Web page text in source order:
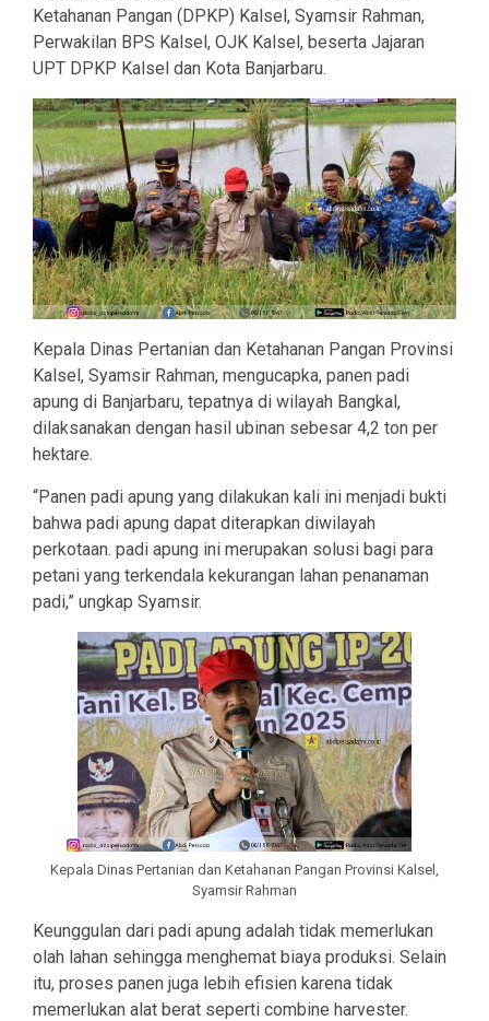
Ketahanan Pangan (DPKP) Kalsel, Syamsir Rahman,
Perwakilan BPS Kalsel, OJK Kalsel, beserta Jajaran
UPT DPKP Kalsel dan Kota Banjarbaru.
Kepala Dinas Pertanian dan Ketahanan Pangan Provinsi
Kalsel, Syamsir Rahman, mengucapka, panen padi
apung di Banjarbaru, tepatnya di wilayah Bangkal,
dilaksanakan dengan hasil ubinan sebesar 4,2 ton per
hektare.
“Panen padi apung yang dilakukan kali ini menjadi bukti
bahwa padi apung dapat diterapkan diwilayah
perkotaan. padi apung ini merupakan solusi bagi para
petani yang terkendala kekurangan lahan penanaman
padi,” ungkap Syamsir.
Kepala Dinas Pertanian dan Ketahanan Pangan Provinsi Kalsel,
Syamsir Rahman
Keunggulan dari padi apung adalah tidak memerlukan
olah lahan sehingga menghemat biaya produksi. Selain
itu, proses panen juga lebih efisien karena tidak
memerlukan alat berat seperti combine harvester.